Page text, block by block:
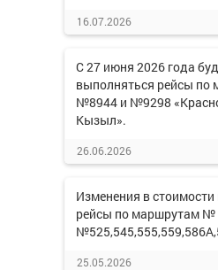
16.07.2026
С 27 июня 2026 года
выполняться рейсы по
№8944 и №9298
Кызыл».
26.06.2026
Изменения в стоимости
рейсы по маршрутам №
25.05.2026